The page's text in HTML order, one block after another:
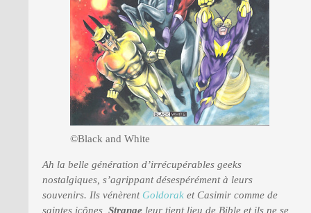
©Black and White
Ah la belle génération d’irrécupérables geeks
nostalgiques, s’agrippant désespérément à leurs
souvenirs. Ils vénèrent Goldorak et Casimir comme de
saintes icônes, Strange leur tient lieu de Bible et ils ne se